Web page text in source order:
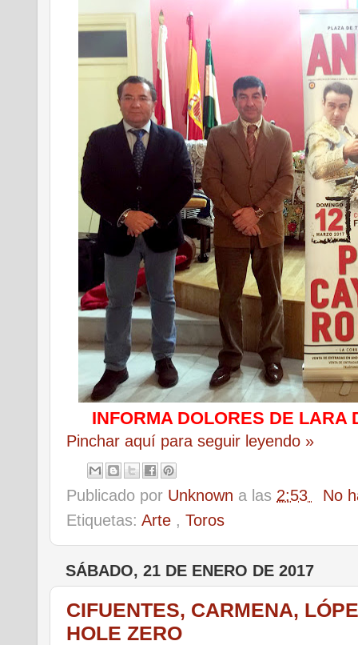
INFORMA DOLORES DE LARA
Pinchar aquí para seguir leyendo »
Publicado por Unknown a las 2:53
No
Etiquetas: Arte , Toros
SÁBADO, 21 DE ENERO DE 2017
CIFUENTES, CARMENA,
HOLE ZERO